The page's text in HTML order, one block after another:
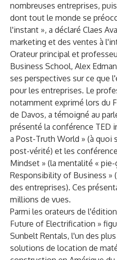
nombreuses entreprises,
dont tout le monde se
l'instant », a déclaré Claes
marketing et des ventes à
Orateur principal et
Business School, Alex
ses perspectives sur ce que
pour les entreprises. Le
notamment exprimé lors du
de Davos, a témoigné au
présenté la conférence TED
a Post-Truth World » (à quoi
post-vérité) et les
Mindset » (la mentalité «
Responsibility of Business »
des entreprises). Ces
millions de vues.
Parmi les orateurs de
Future of Electrification »
Sunbelt Rentals, l'un des
solutions de location de